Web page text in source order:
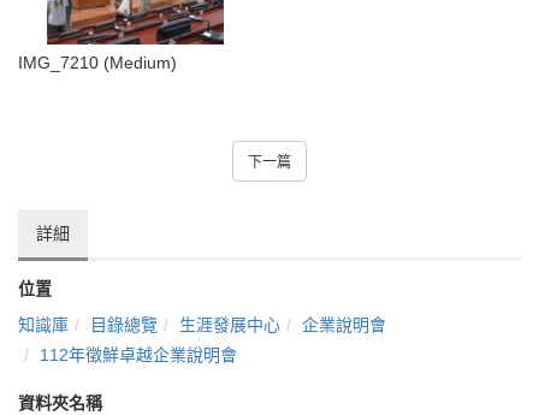
IMG_7210 (Medium)
下一篇
詳細
位置
知識庫
目錄總覽 生涯發展中心
企業說明會
112年徵鮮卓越企業說明會
資料夾名稱